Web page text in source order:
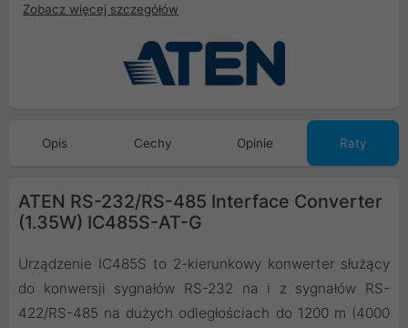
Zobacz więcej szczegółów
Opis Cechy Opinie Raty
ATEN RS-232/RS-485 Interface Converter
(1.35W) IC485S-AT-G
Urządzenie IC485S to 2-kierunkowy konwerter służący
do konwersji sygnałów RS-232 na i z sygnałów RS-
422/RS-485 na dużych odległościach do 1200 m (4000